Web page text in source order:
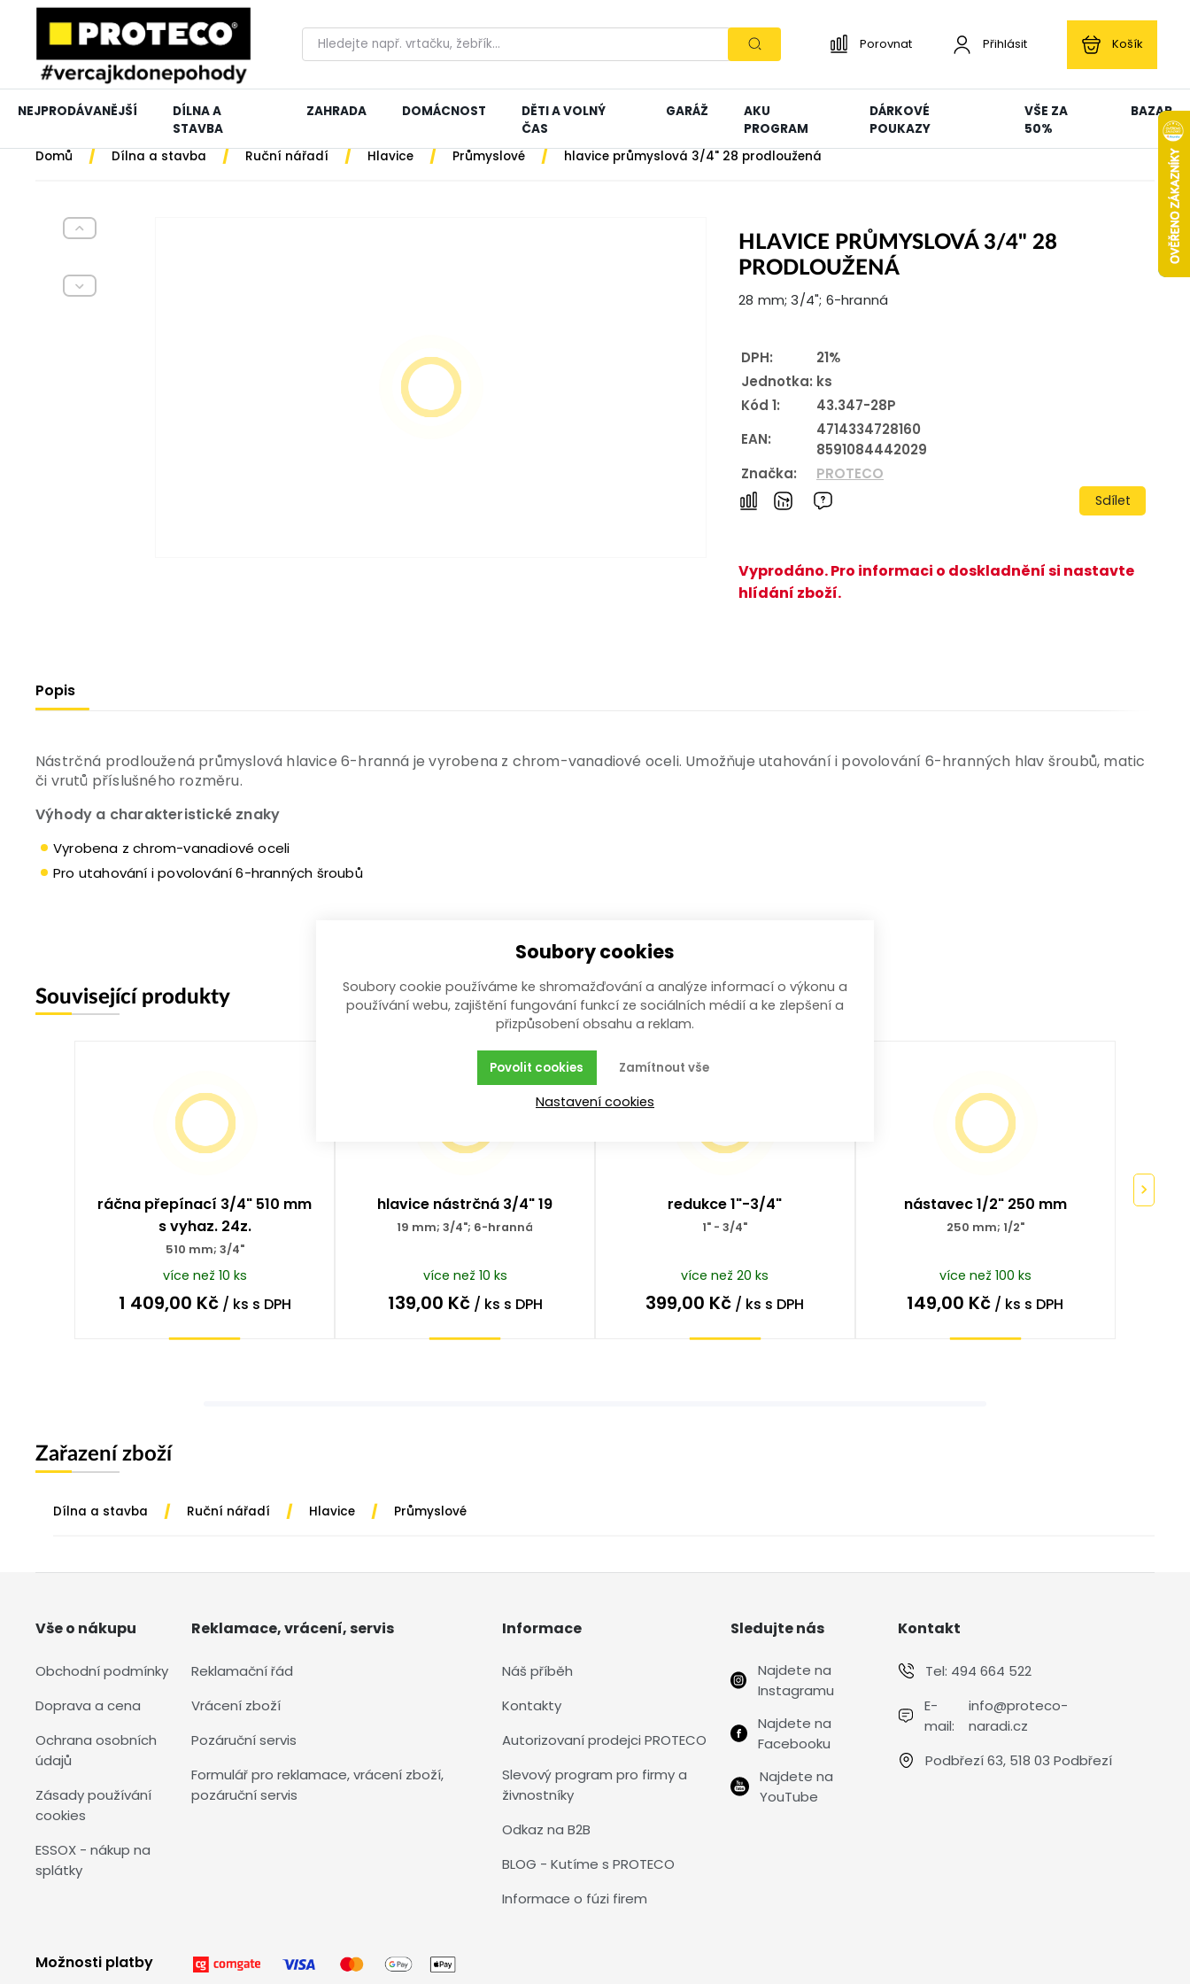
Porovnat Přihlásit Košík
NEJPRODÁVANĚJŠÍ
DÍLNA A
STAVBA
ZAHRADA DOMÁCNOST
DĚTI A VOLNÝ
ČAS
GARÁŽ
AKU
PROGRAM
DÁRKOVÉ
POUKAZY
VŠE ZA
50%
BAZAR
Domů / Dílna a stavba / Ruční nářadí / Hlavice / Průmyslové / hlavice průmyslová 3/4" 28 prodloužená
HLAVICE PRŮMYSLOVÁ 3/4" 28
PRODLOUŽENÁ
28 mm; 3/4"; 6-hranná
DPH:
21%
Jednotka: ks
Kód 1:
43.347-28P
EAN:
4714334728160
8591084442029
Značka:
PROTECO
Sdílet
Vyprodáno. Pro informaci o doskladnění si nastavte
hlídání zboží.
Popis
Nástrčná prodloužená průmyslová hlavice 6-hranná je vyrobena z chrom-vanadiové oceli. Umožňuje utahování i povolování 6-hranných hlav šroubů, matic
či vrutů příslušného rozměru.
Výhody a charakteristické znaky
Vyrobena z chrom-vanadiové oceli
Pro utahování i povolování 6-hranných šroubů
Související produkty
ráčna přepínací 3/4" 510 mm
s vyhaz. 24z.
510 mm; 3/4"
více než 10 ks
1 409,00 Kč/ ks s DPH
hlavice nástrčná 3/4" 19
19 mm; 3/4"; 6-hranná
více než 10 ks
139,00 Kč/ ks s DPH
redukce 1"-3/4"
1" - 3/4"
více než 20 ks
399,00 Kč / ks s DPH
nástavec 1/2" 250 mm
250 mm; 1/2"
více než 100 ks
149,00 Kč / ks s DPH
Zařazení zboží
Dílna a stavba / Ruční nářadí / Hlavice / Průmyslové
Vše o nákupu
Obchodní podmínky
Doprava a cena
Ochrana osobních
údajů
Zásady používání
cookies
ESSOX - nákup na
splátky
Reklamace, vrácení, servis
Reklamační řád
Vrácení zboží
Pozáruční servis
Formulář pro reklamace, vrácení zboží,
pozáruční servis
Informace
Náš příběh
Kontakty
Autorizovaní prodejci PROTECO
Slevový program pro firmy a
živnostníky
Odkaz na B2B
BLOG - Kutíme s PROTECO
Informace o fúzi firem
Sledujte nás
Najdete na
Instagramu
Najdete na
Facebooku
Najdete na
YouTube
Kontakt
Tel: 494 664 522
E-
mail:
info@proteco-
naradi.cz
Podbřezí 63, 518 03 Podbřezí
Možnosti platby
Soubory cookies
Soubory cookie používáme ke shromažďování a analýze informací o výkonu a
používání webu, zajištění fungování funkcí ze sociálních médií a ke zlepšení a
přizpůsobení obsahu a reklam.
Zamítnout vše
Povolit cookies
Nastavení cookies